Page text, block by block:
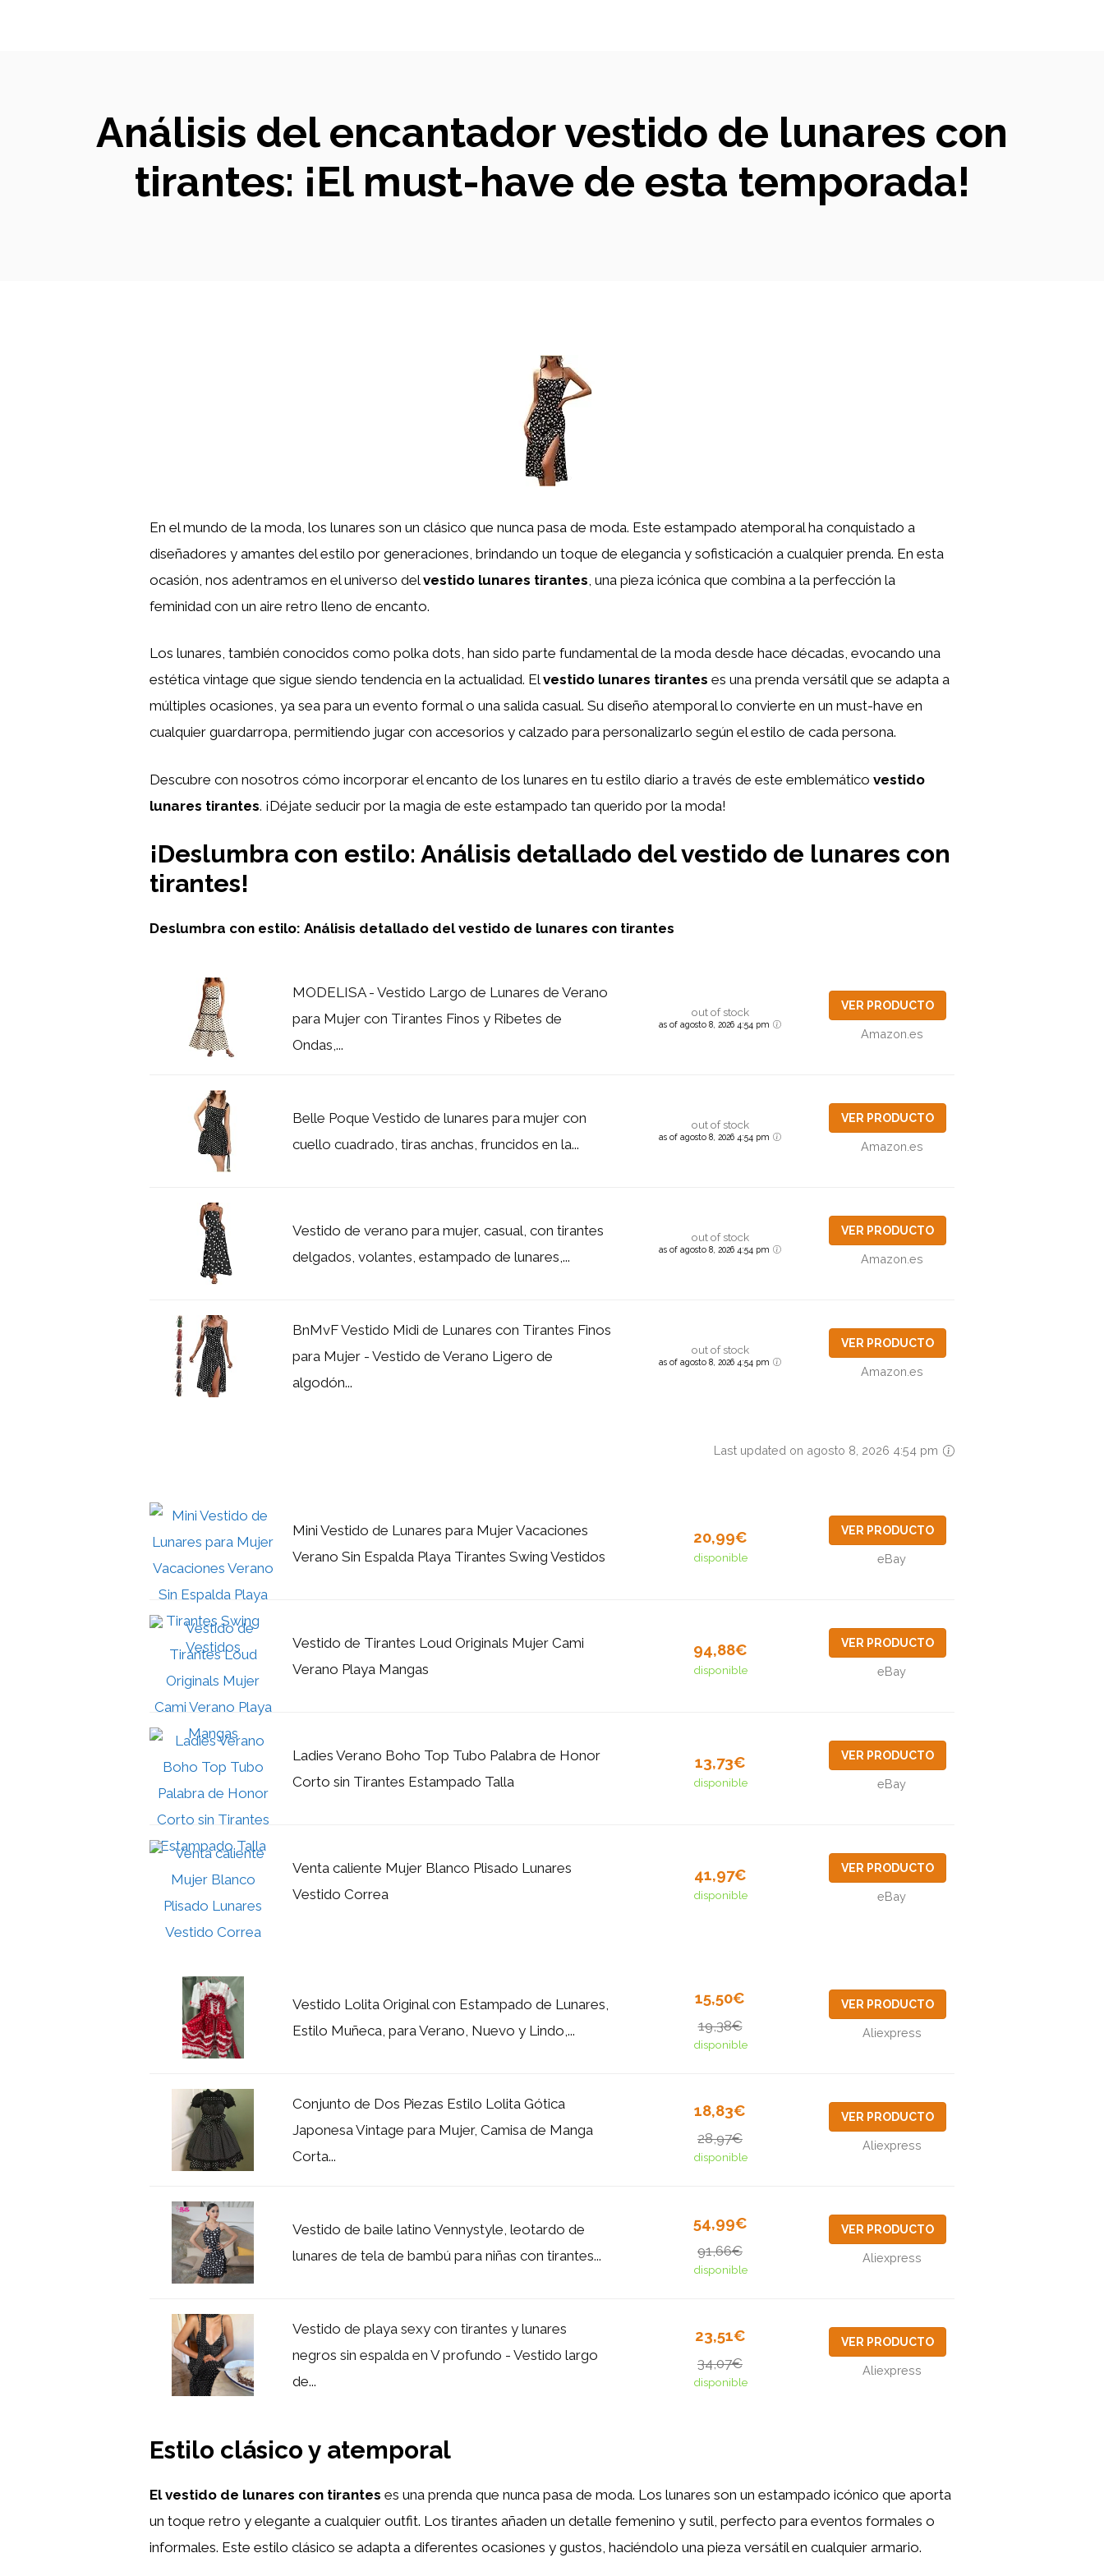
Análisis del encantador vestido de lunares con
tirantes: ¡El must-have de esta temporada!
En el mundo de la moda, los lunares son un clásico que nunca pasa de moda. Este estampado atemporal ha conquistado a
diseñadores y amantes del estilo por generaciones, brindando un toque de elegancia y sofisticación a cualquier prenda. En esta
ocasión, nos adentramos en el universo delvestido lunares tirantes , una pieza icónica que combina a la perfección la
feminidad con un aire retro lleno de encanto.
Los lunares, también conocidos como polka dots, han sido parte fundamental de la moda desde hace décadas, evocando una
estética vintage que sigue siendo tendencia en la actualidad. Elvestido lunares tirantes es una prenda versátil que se adapta a
múltiples ocasiones, ya sea para un evento formal o una salida casual. Su diseño atemporal lo convierte en un must-have en
cualquier guardarropa, permitiendo jugar con accesorios y calzado para personalizarlo según el estilo de cada persona.
Descubre con nosotros cómo incorporar el encanto de los lunares en tu estilo diario a través de este emblemático vestido
lunares tirantes. ¡Déjate seducir por la magia de este estampado tan querido por la moda!
¡Deslumbra con estilo: Análisis detallado del vestido de lunares con
tirantes!
Deslumbra con estilo: Análisis detallado del vestido de lunares con tirantes
MODELISA - Vestido Largo de Lunares de Verano
para Mujer con Tirantes Finos y Ribetes de
Ondas,...
out of stock
as of agosto 8, 2026 4:54 pm
VER PRODUCTO
Amazon.es
Belle Poque Vestido de lunares para mujer con
cuello cuadrado, tiras anchas, fruncidos en la...
out of stock
as of agosto 8, 2026 4:54 pm
VER PRODUCTO
Amazon.es
Vestido de verano para mujer, casual, con tirantes
delgados, volantes, estampado de lunares,...
out of stock
as of agosto 8, 2026 4:54 pm
VER PRODUCTO
Amazon.es
BnMvF Vestido Midi de Lunares con Tirantes Finos
para Mujer - Vestido de Verano Ligero de
algodón...
out of stock
as of agosto 8, 2026 4:54 pm
VER PRODUCTO
Amazon.es
Last updated on agosto 8, 2026 4:54 pm
Mini Vestido de Lunares para Mujer Vacaciones
Verano Sin Espalda Playa Tirantes Swing Vestidos
20,99€
disponible
VER PRODUCTO
eBay
Vestido de Tirantes Loud Originals Mujer Cami
Verano Playa Mangas
94,88€
disponible
VER PRODUCTO
eBay
Ladies Verano Boho Top Tubo Palabra de Honor
Corto sin Tirantes Estampado Talla
13,73€
disponible
VER PRODUCTO
eBay
Venta caliente Mujer Blanco Plisado Lunares
Vestido Correa
41,97€
disponible
VER PRODUCTO
eBay
Vestido Lolita Original con Estampado de Lunares,
Estilo Muñeca, para Verano, Nuevo y Lindo,...
15,50€
19,38€
disponible
VER PRODUCTO
Aliexpress
Conjunto de Dos Piezas Estilo Lolita Gótica
Japonesa Vintage para Mujer, Camisa de Manga
Corta...
18,83€
28,97€
disponible
VER PRODUCTO
Aliexpress
Vestido de baile latino Vennystyle, leotardo de
lunares de tela de bambú para niñas con tirantes...
54,99€
91,66€
disponible
VER PRODUCTO
Aliexpress
Vestido de playa sexy con tirantes y lunares
negros sin espalda en V profundo - Vestido largo
de...
23,51€
34,07€
disponible
VER PRODUCTO
Aliexpress
Estilo clásico y atemporal
El vestido de lunares con tirantes es una prenda que nunca pasa de moda. Los lunares son un estampado icónico que aporta
un toque retro y elegante a cualquier outfit. Los tirantes añaden un detalle femenino y sutil, perfecto para eventos formales o
informales. Este estilo clásico se adapta a diferentes ocasiones y gustos, haciéndolo una pieza versátil en cualquier armario.